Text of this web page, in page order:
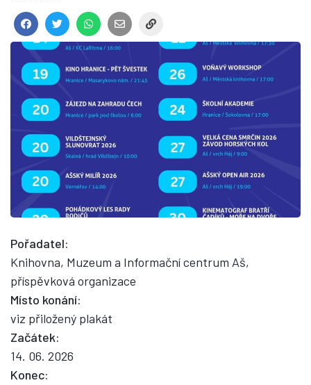
Pořadatel:
Knihovna, Muzeum a Informační centrum Aš,
příspěvková organizace
Místo konání:
viz přiložený plakát
Začátek:
14. 06. 2026
Konec: